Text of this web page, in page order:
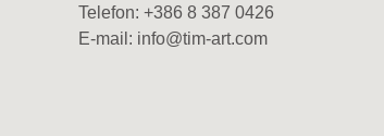
Telefon: +386 8 387 0426
E-mail: info@tim-art.com